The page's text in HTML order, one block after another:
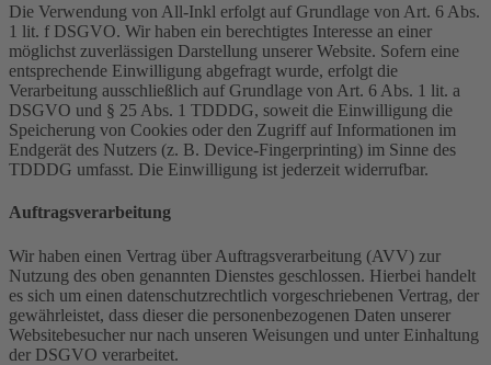
Die Verwendung von All-Inkl erfolgt auf Grundlage von Art. 6 Abs.
1 lit. f DSGVO. Wir haben ein berechtigtes Interesse an einer
möglichst zuverlässigen Darstellung unserer Website. Sofern eine
entsprechende Einwilligung abgefragt wurde, erfolgt die
Verarbeitung ausschließlich auf Grundlage von Art. 6 Abs. 1 lit. a
DSGVO und § 25 Abs. 1 TDDDG, soweit die Einwilligung die
Speicherung von Cookies oder den Zugriff auf Informationen im
Endgerät des Nutzers (z. B. Device-Fingerprinting) im Sinne des
TDDDG umfasst. Die Einwilligung ist jederzeit widerrufbar.
Auftragsverarbeitung
Wir haben einen Vertrag über Auftragsverarbeitung (AVV) zur
Nutzung des oben genannten Dienstes geschlossen. Hierbei handelt
es sich um einen datenschutzrechtlich vorgeschriebenen Vertrag, der
gewährleistet, dass dieser die personenbezogenen Daten unserer
Websitebesucher nur nach unseren Weisungen und unter Einhaltung
der DSGVO verarbeitet.